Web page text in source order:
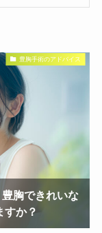
豊胸手術のアドバイス
胸できれいな
すか？